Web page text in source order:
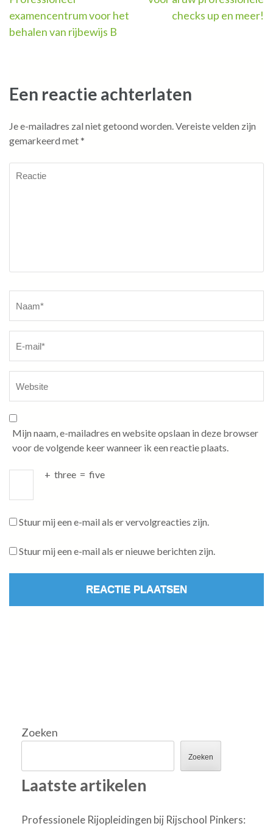
examencentrum voor het
behalen van rijbewijs B
checks up en meer!
Een reactie achterlaten
Je e-mailadres zal niet getoond worden.Vereiste velden zijn
gemarkeerd met*
Mijn naam, e-mailadres en website opslaan in deze browser
voor de volgende keer wanneer ik een reactie plaats.
+ three = five
Stuur mij een e-mail als er vervolgreacties zijn.
Stuur mij een e-mail als er nieuwe berichten zijn.
Zoeken
Zoeken
Laatste artikelen
Professionele Rijopleidingen bij Rijschool Pinkers: